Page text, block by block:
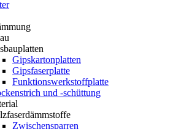
Gipskartonplatten
Gipsfaserplatte
Funktionswerkstoffplatte
und -schüttung
Zwischensparren